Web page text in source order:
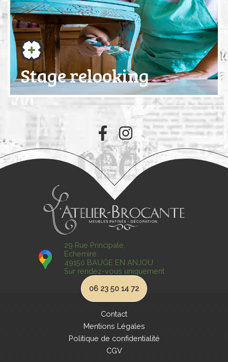
Stage relooking
29 Rue Principale,
Echemiré
49150 BAUGE EN ANJOU
Sur rendez-vous uniquement
06 23 50 14 72
Contact
Mentions Légales
Politique de confidentialité
CGV